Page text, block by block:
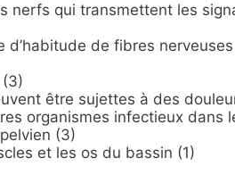
nerfs qui transmettent les
de fibres
être sujettes à des
organismes infectieux dans
(3)
et les os du bassin (1)